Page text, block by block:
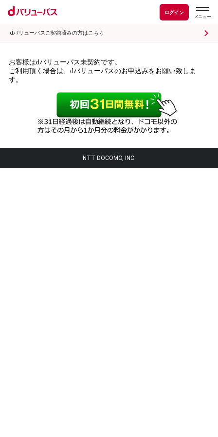
ログイン
dバリューパスご契約済みの方はこちら
お客様はdバリューパス未契約です。
ご利用頂く場合は、dバリューパスのお申込みをお願い致しま
す。
NTT DOCOMO, INC.